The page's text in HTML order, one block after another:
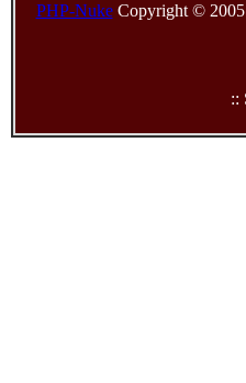
PHP-NukeCopyright © 2005
::